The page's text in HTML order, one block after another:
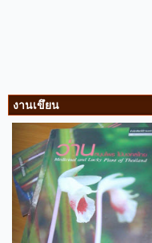
งานเขึยน